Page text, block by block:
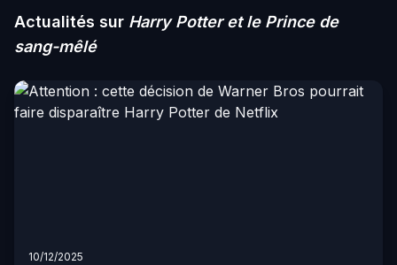
Actualités sur Harry Potter et le Prince de
sang-mêlé
10/12/2025